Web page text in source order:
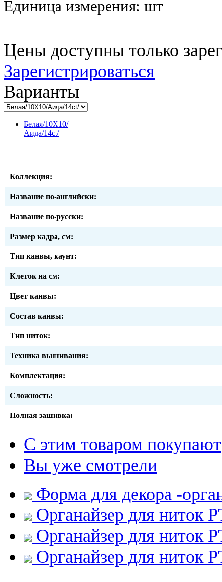
Единица измерения: шт
Цены доступны только
Зарегистрироваться
Варианты
Белая/10Х10/
Аида/14ct/
Коллекция:
Название по-английски:
Название по-русски:
Размер кадра, см:
Тип канвы, каунт:
Клеток на см:
Цвет канвы:
Состав канвы:
Тип ниток:
Техника вышивания:
Комплектация:
Сложность:
Полная зашивка:
С этим товаром покупают
Вы уже смотрели
Форма для декора -
Органайзер для ниток
Органайзер для ниток
Органайзер для ниток